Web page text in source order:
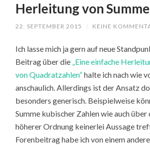
Herleitung von
22. SEPTEMBER 2015 / KEINE
Ich lasse mich ja gern auf neue
Beitrag über die „Eine einfache
von Quadratzahlen“halte ich nach wie
anschaulich. Allerdings ist der Ansatz
besonders generisch. Beispielweise
Summe kubischer Zahlen wie auch über
höherer Ordnung keinerlei Aussage
Forenbeitrag habe ich von einem